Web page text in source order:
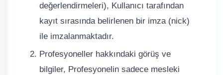
değerlendirmeleri), Kullanıcı tarafından
kayıt sırasında belirlenen bir imza (nick)
ile imzalanmaktadır.
Profesyoneller hakkındaki görüş ve
bilgiler, Profesyonelin sadece mesleki